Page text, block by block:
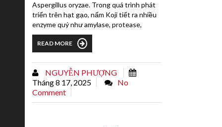
Aspergillus oryzae. Trong quá trình phát
triển trên hạt gạo, nấm Koji tiết ra nhiều
enzyme quý như amylase, protease,
lipase, giúp: Phân giải tinh bột thành
đường → tạo vị ngọt dịu, dễ lên men
thành rượu hoặc axit lactic. Phân giải
protein thành các axit amin (đặc biệt là
glutamate) → tạo vị umami đặc trưng.
Phân giải chất béo → làm hương vị trở
nên phong...
READ MORE
NGUYỄN PHƯỢNG
Tháng 8 17, 2025
No
Comment